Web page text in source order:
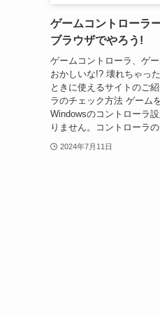
ゲームコントローラ
ブラウザでやろう!
ゲームコントローラ、ゲ
おかしいな!? 壊れちゃっ
ときに使えるサイトのご
ラのチェック方法 ゲーム
Windowsのコントローラ
りません。コントローラ
2024年7月11日